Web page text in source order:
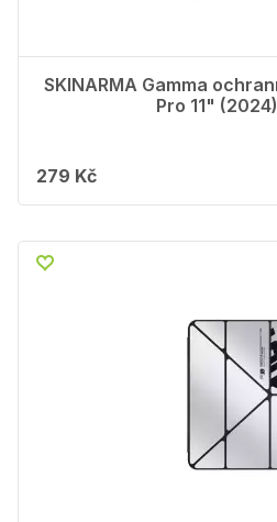
SKINARMA Gamma
Pro 11"
279 Kč